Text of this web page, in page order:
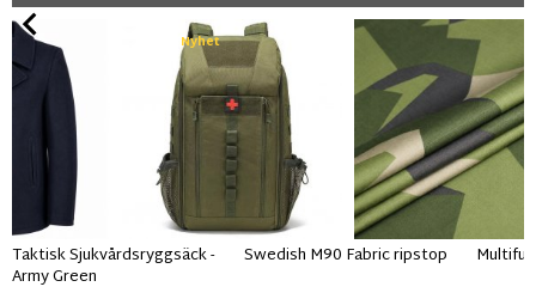
Nyhet
Taktisk Sjukvårdsryggsäck -
Army Green
Swedish M90 Fabric ripstop